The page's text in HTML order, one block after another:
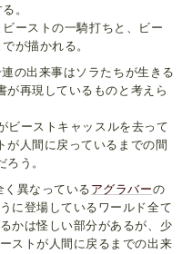
。
ーストの一騎打ちと、ビー
が描かれる。
の出来事はソラたちが生きる
が再現しているものと考えら
ビーストキャッスルを去って
が人間に戻っているまでの間
う。
く異なっている アグラバーの
に登場しているワールド全て
かは怪しい部分があるが、少
ストが人間に戻るまでの出来